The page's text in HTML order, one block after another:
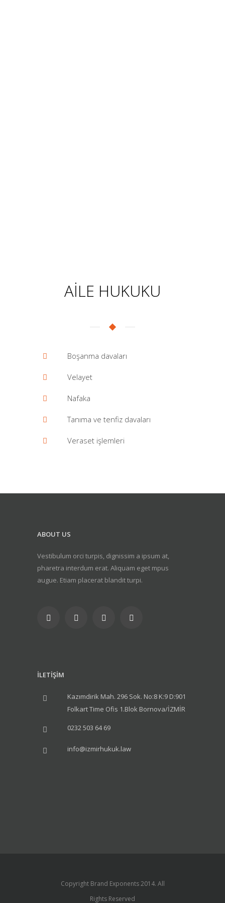
AİLE HUKUKU
Boşanma davaları
Velayet
Nafaka
Tanıma ve tenfiz davaları
Veraset işlemleri
ABOUT US
Vestibulum orci turpis, dignissim a ipsum at,
pharetra interdum erat. Aliquam eget mpus
augue. Etiam placerat blandit turpi.
İLETİŞİM
Kazımdirik Mah. 296 Sok. No:8 K:9 D:901
Folkart Time Ofis 1.Blok Bornova/İZMİR
0232 503 64 69
info@izmirhukuk.law
Copyright Brand Exponents 2014. All
Rights Reserved